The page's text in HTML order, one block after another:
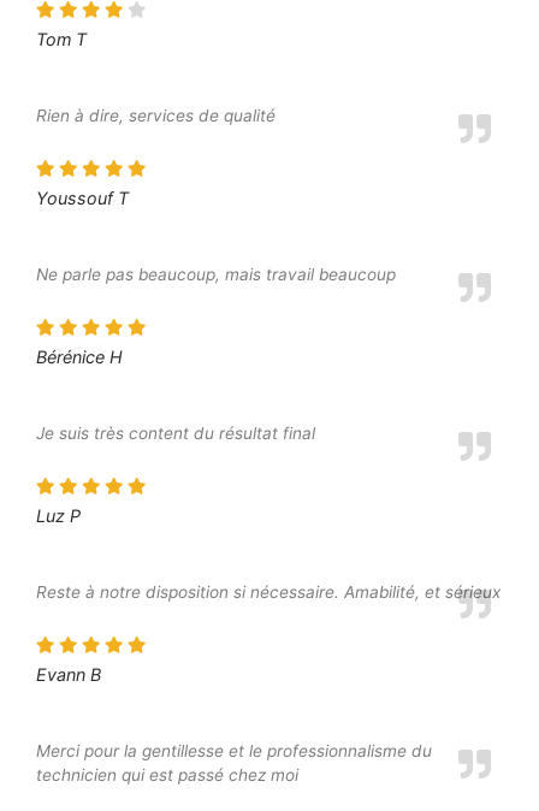
Tom T
Rien à dire, services de qualité
Youssouf T
Ne parle pas beaucoup, mais travail beaucoup
Bérénice H
Je suis très content du résultat final
Luz P
Reste à notre disposition si nécessaire. Amabilité, et sérieux
Evann B
Merci pour la gentillesse et le professionnalisme du
technicien qui est passé chez moi